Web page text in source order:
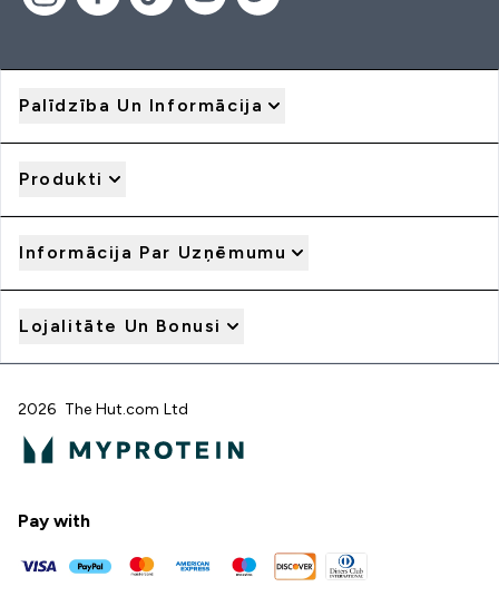
Palīdzība Un Informācija
Produkti
Informācija Par Uzņēmumu
Lojalitāte Un Bonusi
2026 The Hut.com Ltd
Pay with